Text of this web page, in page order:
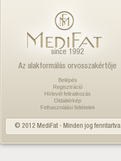
since 1992
Az alakformálás orvosszakértője
Belépés
Regisztráció
Hírlevél feliratkozás
Oldaltérkép
Felhasználási feltételek
© 2012 MediFat - Minden jog fenntartva